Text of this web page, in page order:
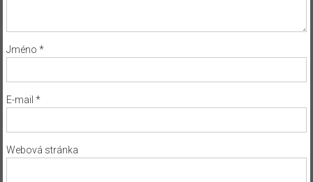
Jméno *
E-mail *
Webová stránka